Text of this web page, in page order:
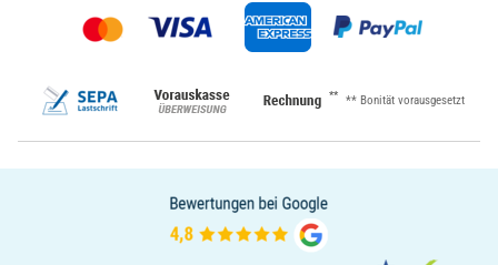
** ** Bonität vorausgesetzt